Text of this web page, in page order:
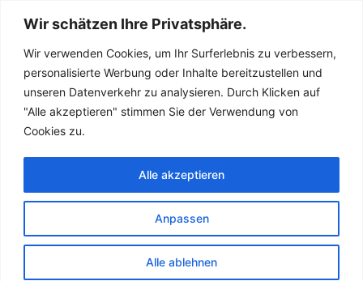
Wir schätzen Ihre Privatsphäre.
Wir verwenden Cookies, um Ihr Surferlebnis zu verbessern,
personalisierte Werbung oder Inhalte bereitzustellen und
unseren Datenverkehr zu analysieren. Durch Klicken auf
"Alle akzeptieren" stimmen Sie der Verwendung von
Cookies zu.
Anpassen
Alle ablehnen
Alle akzeptieren
Sanitär Notdienst
(Klempner) für
Blaubeuren
Sonderbuch